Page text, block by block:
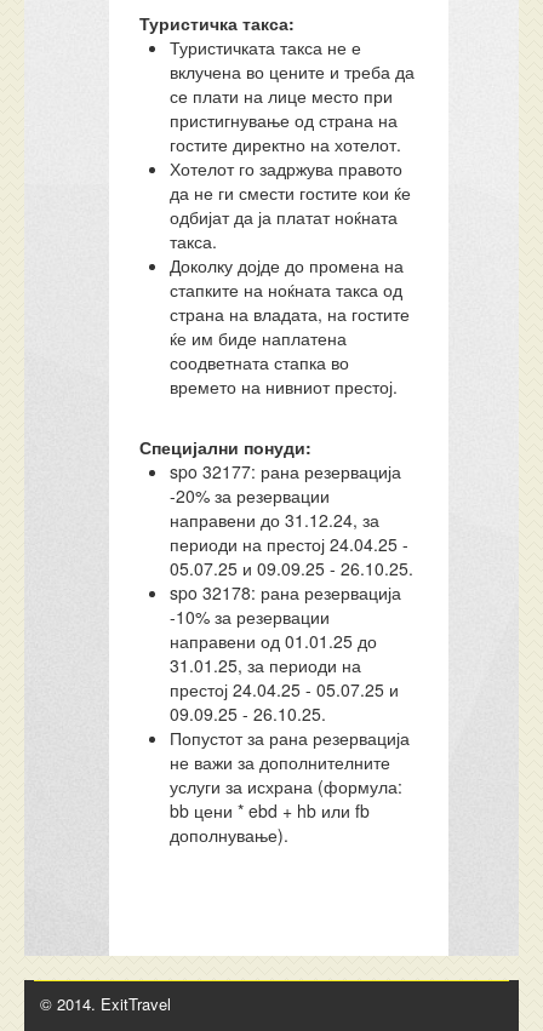
Туристичка такса:
Туристичката такса не е
вклучена во цените и треба да
се плати на лице место при
пристигнување од страна на
гостите директно на хотелот.
Хотелот го задржува правото
да не ги смести гостите кои ќе
одбијат да ја платат ноќната
такса.
Доколку дојде до промена на
стапките на ноќната такса од
страна на владата, на гостите
ќе им биде наплатена
соодветната стапка во
времето на нивниот престој.
Специјални понуди:
spo 32177: рана резервација
-20% за резервации
направени до 31.12.24, за
периоди на престој 24.04.25 -
05.07.25 и 09.09.25 - 26.10.25.
spo 32178: рана резервација
-10% за резервации
направени од 01.01.25 до
31.01.25, за периоди на
престој 24.04.25 - 05.07.25 и
09.09.25 - 26.10.25.
Попустот за рана резервација
не важи за дополнителните
услуги за исхрана (формула:
bb цени * ebd + hb или fb
дополнување).
© 2014. ExitTravel